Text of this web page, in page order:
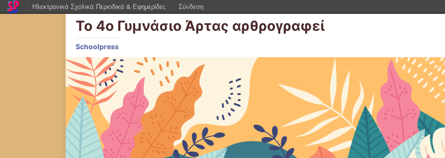
Το 4ο Γυμνάσιο Άρτας αρθρογραφεί
Schoolpress
Ηλεκτρονικά Σχολικά Περιοδικά & Εφημερίδες Σύνδεση